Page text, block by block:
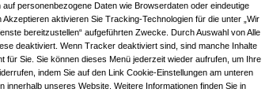
personenbezogene Daten wie Browserdaten oder eindeutige
aktivieren Sie Tracking-Technologien für die unter „Wir
bereitzustellen“ aufgeführten Zwecke. Durch Auswahl von Alle
deaktiviert. Wenn Tracker deaktiviert sind, sind manche Inhalte
für Sie. Sie können dieses Menü jederzeit wieder aufrufen, um Ihre
indem Sie auf den Link Cookie-Einstellungen am unteren
innerhalb unseres Website. Weitere Informationen finden Sie in